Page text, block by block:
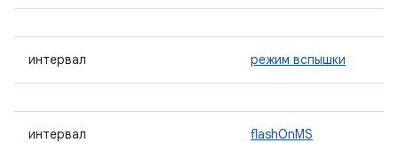
интервал режим вспышки
интервал flashOnMS